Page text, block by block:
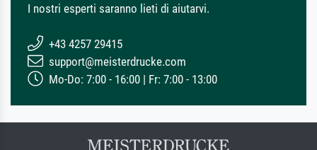
I nostri esperti saranno lieti di aiutarvi.
+43 4257 29415
support@meisterdrucke.com
Mo-Do: 7:00 - 16:00 | Fr: 7:00 - 13:00